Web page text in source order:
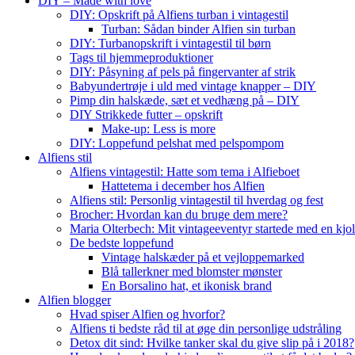
DIY: Opskrift på Alfiens turban i vintagestil
Turban: Sådan binder Alfien sin turban
DIY: Turbanopskrift i vintagestil til børn
Tags til hjemmeproduktioner
DIY: Påsyning af pels på fingervanter af strik
Babyundertrøje i uld med vintage knapper – DIY
Pimp din halskæde, sæt et vedhæng på – DIY
DIY Strikkede futter – opskrift
Make-up: Less is more
DIY: Loppefund pelshat med pelspompom
Alfiens stil
Alfiens vintagestil: Hatte som tema i Alfieboet
Hattetema i december hos Alfien
Alfiens stil: Personlig vintagestil til hverdag og fest
Brocher: Hvordan kan du bruge dem mere?
Maria Olterbech: Mit vintageeventyr startede med en
De bedste loppefund
Vintage halskæder på et vejloppemarked
Blå tallerkner med blomster mønster
En Borsalino hat, et ikonisk brand
Alfien blogger
Hvad spiser Alfien og hvorfor?
Alfiens ti bedste råd til at øge din personlige udstråling
Detox dit sind: Hvilke tanker skal du give slip på i 2018?